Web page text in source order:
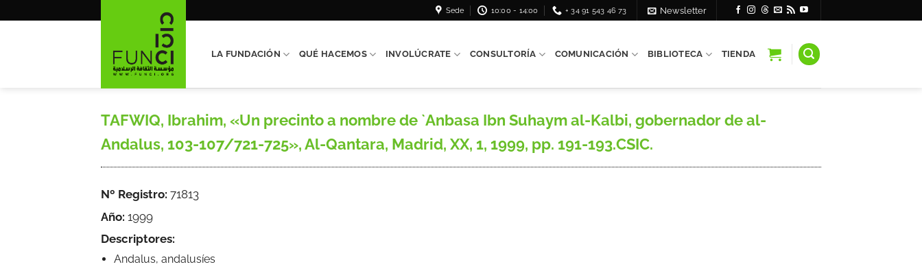
Sede 10:00 - 14:00 + 34 91 543 46 73 Newsletter
LA FUNDACIÓN QUÉ HACEMOS INVOLÚCRATE CONSULTORÍA COMUNICACIÓN BIBLIOTECA TIENDA
TAFWIQ, Ibrahim, «Un precinto a nombre de `Anbasa Ibn Suhaym al-Kalbi, gobernador de al-
Andalus, 103-107/721-725», Al-Qantara, Madrid, XX, 1, 1999, pp. 191-193.CSIC.
Nº Registro: 71813
Año: 1999
Descriptores:
Andalus, andalusíes